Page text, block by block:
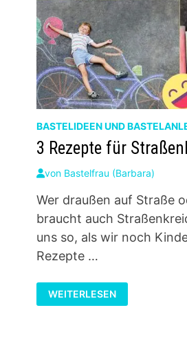
BASTELIDEEN UND
3 Rezepte für
von Bastelfrau (Barbara)
Wer draußen auf Straße
braucht auch
uns so, als wir noch
Rezepte …
3
REZEPTE
FÜR
WEITERLESEN